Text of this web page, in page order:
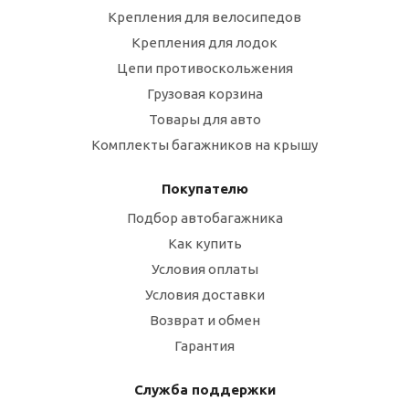
Крепления для велосипедов
Крепления для лодок
Цепи противоскольжения
Грузовая корзина
Товары для авто
Комплекты багажников на крышу
Покупателю
Подбор автобагажника
Как купить
Условия оплаты
Условия доставки
Возврат и обмен
Гарантия
Служба поддержки